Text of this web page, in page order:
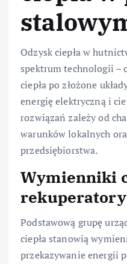
Odzysk ciepła w
spektrum technologii –
ciepła po złożone
energię elektryczną i
rozwiązań zależy od
warunków lokalnych
przedsiębiorstwa.
Wymienniki
Podstawową grupę
ciepła stanowią
przekazywanie energii